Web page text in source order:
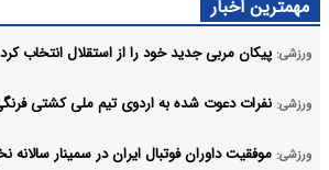
مهمترین اخبار
ورزشی: پیکان مربی جدید خود را از استقلال انتخاب کرد
ورزشی: نفرات دعوت شده به اردوی تیم ملی کشتی
ورزشی: موفقیت داوران فوتبال ایران در سمینار سالانه